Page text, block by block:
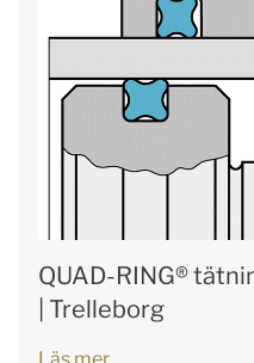
QUAD-RING®
| Trelleborg